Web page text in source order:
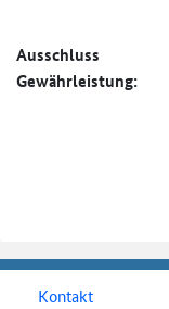
Ausschluss
Gewährleistung:
Kontakt